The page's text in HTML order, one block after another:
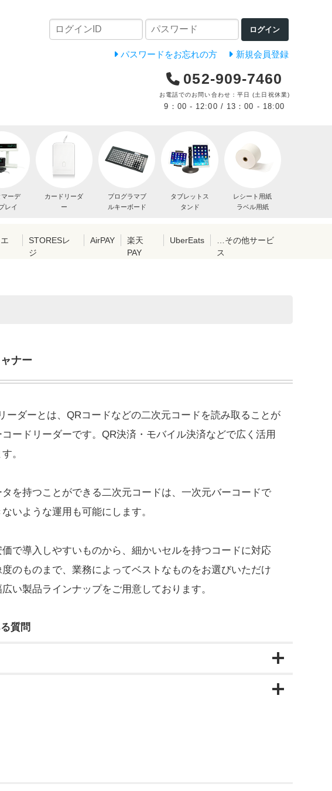
ログイン
パスワードをお忘れの方 新規会員登録
052-909-7460
お電話でのお問い合わせ：平日 (土日祝休業)
9：00 - 12:00 / 13：00 - 18:00
マーデ
レイ
カードリーダ
ー
プログラマブ
ルキーボード
タブレットス
タンド
レシート用紙
ラベル用紙
STORESレ
ジ
AirPAY
楽天
PAY
UberEats
…その他サービ
ス
ナー
ーダーとは、QRコードなどの二次元コードを読み取ることが
ードリーダーです。QR決済・モバイル決済などで広く活用
。
タを持つことができる二次元コードは、一次元バーコードで
いような運用も可能にします。
価で導入しやすいものから、細かいセルを持つコードに対応
のものまで、業務によってベストなものをお選びいただけ
い製品ラインナップをご用意しております。
質問